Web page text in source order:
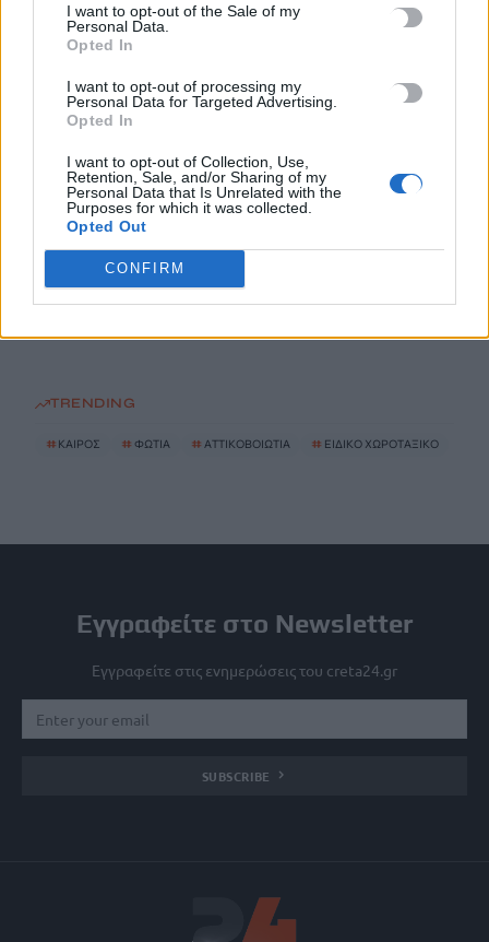
I want to opt-out of the Sale of my
Personal Data.
Opted In
I want to opt-out of processing my
Personal Data for Targeted Advertising.
Opted In
I want to opt-out of Collection, Use,
Retention, Sale, and/or Sharing of my
Personal Data that Is Unrelated with the
Purposes for which it was collected.
Opted Out
CONFIRM
«Καμίνι» η χώρα: Έως 39°C και μελτέμια έως 8 μποφόρ – Ο
8 Αυγούστου, 2026
Αττικοβοιωτία: Με 6 βόμβες Χιροσίμα ισούται η ενέργεια από
τη φωτιά
8 Αυγούστου, 2026
Ειδικό Χωροταξικό για τον Τουρισμό: Οι νέοι κανόνες για
επενδύσεις, νησιά και προορισμούς υπό πίεση
TRENDING
# ΚΑΙΡΟΣ # ΦΩΤΙΑ # ΑΤΤΙΚΟΒΟΙΩΤΙΑ # ΕΙΔΙΚΟ ΧΩΡΟΤΑΞΙΚΟ
Εγγραφείτε στο Newsletter
Εγγραφείτε στις ενημερώσεις του creta24.gr
SUBSCRIBE